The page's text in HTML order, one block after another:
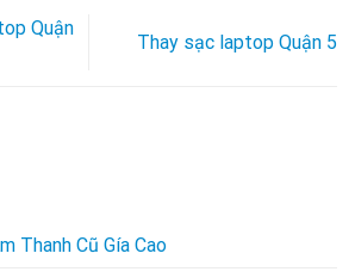
Quận
Thay sạc laptop Quận 5
Thanh Cũ Gía Cao